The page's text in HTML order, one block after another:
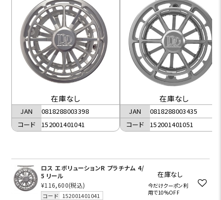
在庫なし
JAN
0818288003398
コード
152001401041
在庫なし
JAN
0818288003435
コード
152001401051
ロス エボリューションR プラチナム 4/
5 リール
¥116,600(税込)
コード 152001401041
在庫なし
今だけクーポン利
用で10%OFF